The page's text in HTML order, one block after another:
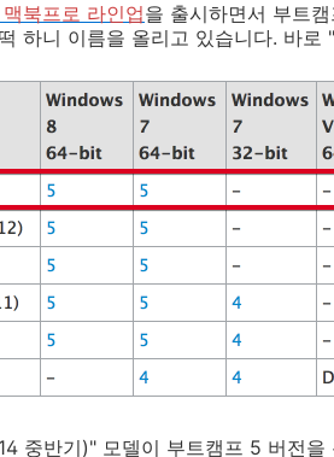
북프로 라인업을 출시하면서 부트
하니 이름을 올리고 있습니다. 바로
중반기)" 모델이 부트캠프 5 버전